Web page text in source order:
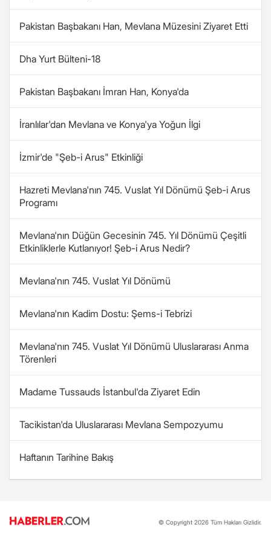
Pakistan Başbakanı Han, Mevlana Müzesini Ziyaret Etti
Dha Yurt Bülteni-18
Pakistan Başbakanı İmran Han, Konya'da
İranlılar'dan Mevlana ve Konya'ya Yoğun İlgi
İzmir'de "Şeb-i Arus" Etkinliği
Hazreti Mevlana'nın 745. Vuslat Yıl Dönümü Şeb-i Arus
Programı
Mevlana'nın Düğün Gecesinin 745. Yıl Dönümü Çeşitli
Etkinliklerle Kutlanıyor! Şeb-i Arus Nedir?
Mevlana'nın 745. Vuslat Yıl Dönümü
Mevlana'nın Kadim Dostu: Şems-i Tebrizi
Mevlana'nın 745. Vuslat Yıl Dönümü Uluslararası Anma
Törenleri
Madame Tussauds İstanbul'da Ziyaret Edin
Tacikistan'da Uluslararası Mevlana Sempozyumu
Haftanın Tarihine Bakış
© Copyright 2026 Tüm Hakları Gizlidir.